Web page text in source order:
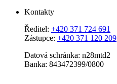
Kontakty
Ředitel: +420 371 724 691
Zástupce: +420 371 120 209
Datová schránka: n28mtd2
Banka: 843472399/0800